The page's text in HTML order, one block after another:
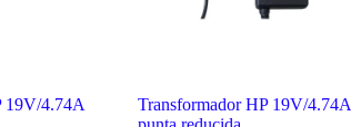
19V/4.74A
Transformador HP 19V/4.74A